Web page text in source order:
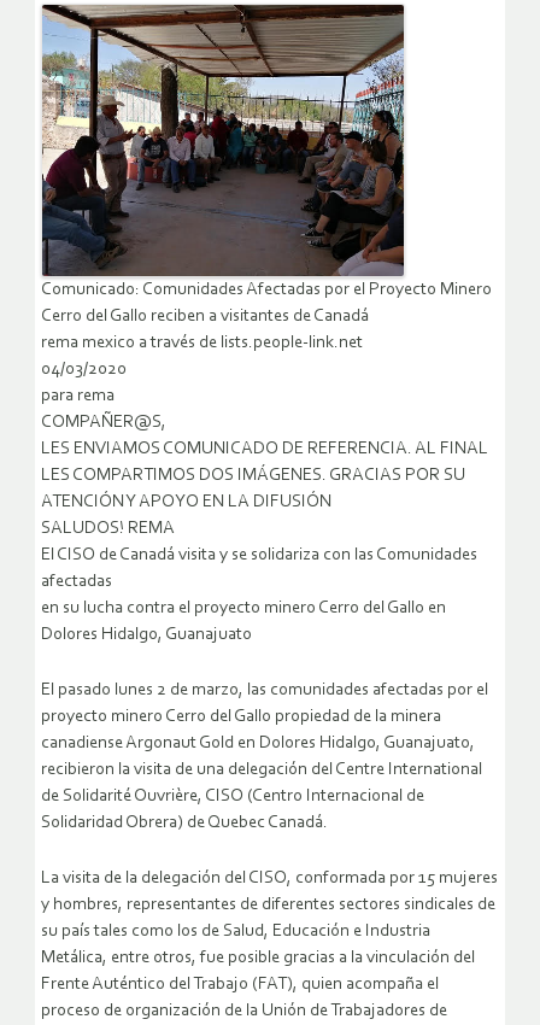
Comunicado: Comunidades Afectadas por el Proyecto Minero
Cerro del Gallo reciben a visitantes de Canadá
rema mexico a través de lists.people-link.net
04/03/2020
para rema
COMPAÑER@S,
LES ENVIAMOS COMUNICADO DE REFERENCIA. AL FINAL
LES COMPARTIMOS DOS IMÁGENES. GRACIAS POR SU
ATENCIÓN Y APOYO EN LA DIFUSIÓN
SALUDOS! REMA
El CISO de Canadá visita y se solidariza con las Comunidades
afectadas
en su lucha contra el proyecto minero Cerro del Gallo en
Dolores Hidalgo, Guanajuato
El pasado lunes 2 de marzo, las comunidades afectadas por el
proyecto minero Cerro del Gallo propiedad de la minera
canadiense Argonaut Gold en Dolores Hidalgo, Guanajuato,
recibieron la visita de una delegación del Centre International
de Solidarité Ouvrière, CISO (Centro Internacional de
Solidaridad Obrera) de Quebec Canadá.
La visita de la delegación del CISO, conformada por 15 mujeres
y hombres, representantes de diferentes sectores sindicales de
su país tales como los de Salud, Educación e Industria
Metálica, entre otros, fue posible gracias a la vinculación del
Frente Auténtico del Trabajo (FAT), quien acompaña el
proceso de organización de la Unión de Trabajadores de